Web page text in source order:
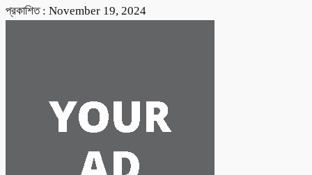
প্রকাশিত : November 19, 2024